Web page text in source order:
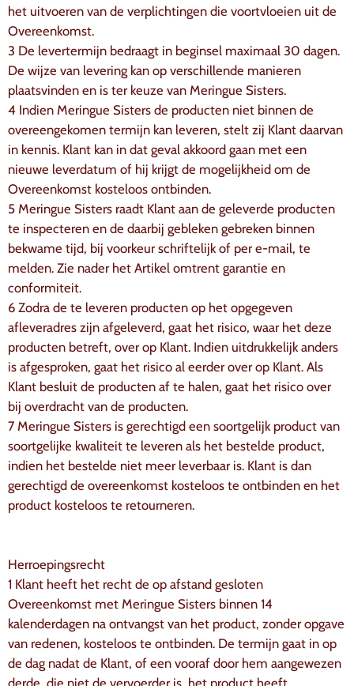
het uitvoeren van de verplichtingen die voortvloeien uit de
Overeenkomst.
3 De levertermijn bedraagt in beginsel maximaal 30 dagen.
De wijze van levering kan op verschillende manieren
plaatsvinden en is ter keuze van Meringue Sisters.
4 Indien Meringue Sisters de producten niet binnen de
overeengekomen termijn kan leveren, stelt zij Klant daarvan
in kennis. Klant kan in dat geval akkoord gaan met een
nieuwe leverdatum of hij krijgt de mogelijkheid om de
Overeenkomst kosteloos ontbinden.
5 Meringue Sisters raadt Klant aan de geleverde producten
te inspecteren en de daarbij gebleken gebreken binnen
bekwame tijd, bij voorkeur schriftelijk of per e-mail, te
melden. Zie nader het Artikel omtrent garantie en
conformiteit.
6 Zodra de te leveren producten op het opgegeven
afleveradres zijn afgeleverd, gaat het risico, waar het deze
producten betreft, over op Klant. Indien uitdrukkelijk anders
is afgesproken, gaat het risico al eerder over op Klant. Als
Klant besluit de producten af te halen, gaat het risico over
bij overdracht van de producten.
7 Meringue Sisters is gerechtigd een soortgelijk product van
soortgelijke kwaliteit te leveren als het bestelde product,
indien het bestelde niet meer leverbaar is. Klant is dan
gerechtigd de overeenkomst kosteloos te ontbinden en het
product kosteloos te retourneren.
Herroepingsrecht
1 Klant heeft het recht de op afstand gesloten
Overeenkomst met Meringue Sisters binnen 14
kalenderdagen na ontvangst van het product, zonder opgave
van redenen, kosteloos te ontbinden. De termijn gaat in op
de dag nadat de Klant, of een vooraf door hem aangewezen
derde, die niet de vervoerder is, het product heeft